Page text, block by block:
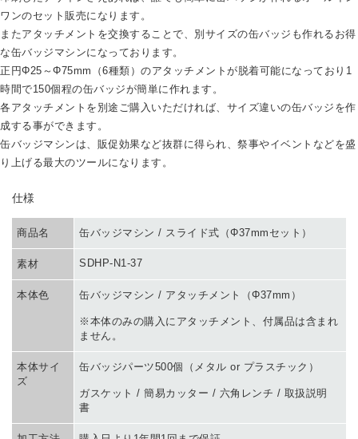
ワンのセット販売になります。
またアタッチメントを交換することで、別サイズの缶バッジも作れるお得
な缶バッジマシンになっております。
正円Φ25～Φ75mm（6種類）のアタッチメントが脱着可能になっており1
時間で150個程の缶バッジが簡単に作れます。
各アタッチメントを別途ご購入いただければ、サイズ違いの缶バッジを作
成する事ができます。
缶バッジマシンは、販促効果など抜群に得られ、祭事やイベントなどを盛
り上げる最大のツールになります。
仕様
商品名 缶バッジマシン / スライド式（Φ37mmセット）
素材 SDHP-N1-37
本体色 缶バッジマシン / アタッチメント（Φ37mm）
※本体のみの購入にアタッチメント、付属品は含まれ
ません。
本体サイ
ズ
缶バッジパーツ500個（メタル or プラスチック）
ガスケット / 簡易カッター / 六角レンチ / 取扱説明
書